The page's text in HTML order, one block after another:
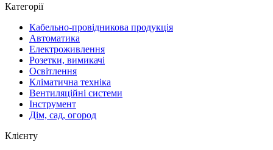
Категорії
Кабельно-провідникова продукція
Автоматика
Електроживлення
Розетки, вимикачі
Освітлення
Кліматична техніка
Вентиляційні системи
Інструмент
Дім, сад, огород
Клієнту